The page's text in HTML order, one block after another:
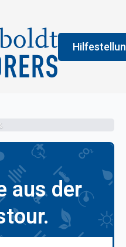
An der
erledigen
vermittelt
aus der